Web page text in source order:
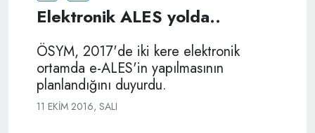
Elektronik ALES yolda..
ÖSYM, 2017'de iki kere elektronik
ortamda e-ALES'in yapılmasının
planlandığını duyurdu.
11 EKIM 2016, SALI